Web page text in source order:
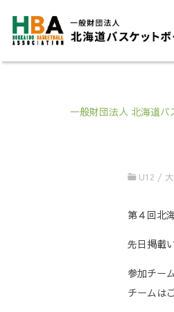
一般財団法人 北海道
U12 /
第４回北
先日掲載
参加チー
チームは